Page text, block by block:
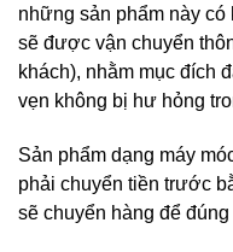
những sản phẩm này
sẽ được vận chuyển
khách), nhằm mục đích
vẹn không bị hư hỏng
Sản phẩm dạng máy
phải chuyển tiền trước
sẽ chuyển hàng để